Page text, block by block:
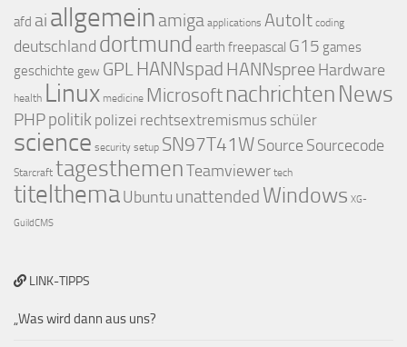
afd ai allgemein amiga applications AutoIt coding
deutschland dortmund earth freepascal G15 games
geschichte gew GPL HANNspad HANNspree Hardware
health Linux medicine Microsoft nachrichten News
PHPpolitik polizei rechtsextremismus schüler
science security setup SN97T41WSource Sourcecode
Starcraft tagesthemenTeamviewer tech
titelthemaUbuntu unattended Windows XG-
GuildCMS
LINK-TIPPS
„Was wird dann aus uns?